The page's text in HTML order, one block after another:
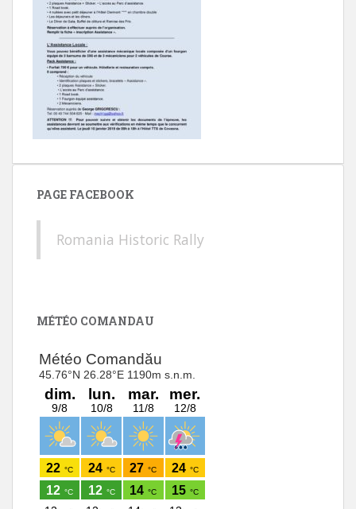
PAGE FACEBOOK
Romania Historic Rally
MÉTÉO COMANDAU